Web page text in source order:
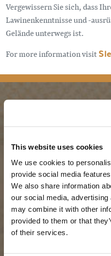
This website uses cookies
We use cookies to
provide social media
We also share information
our social media,
may combine it with other
provided to them or that
of their services.
Vergewissern Sie sich, dass
Lawinenkenntnisse und -
Gelände unterwegs ist.
For more information visit
Reiseführer & Karte
Goldene Karte
Mein Reiseplaner
Dienstleistungen für
LLMs Info